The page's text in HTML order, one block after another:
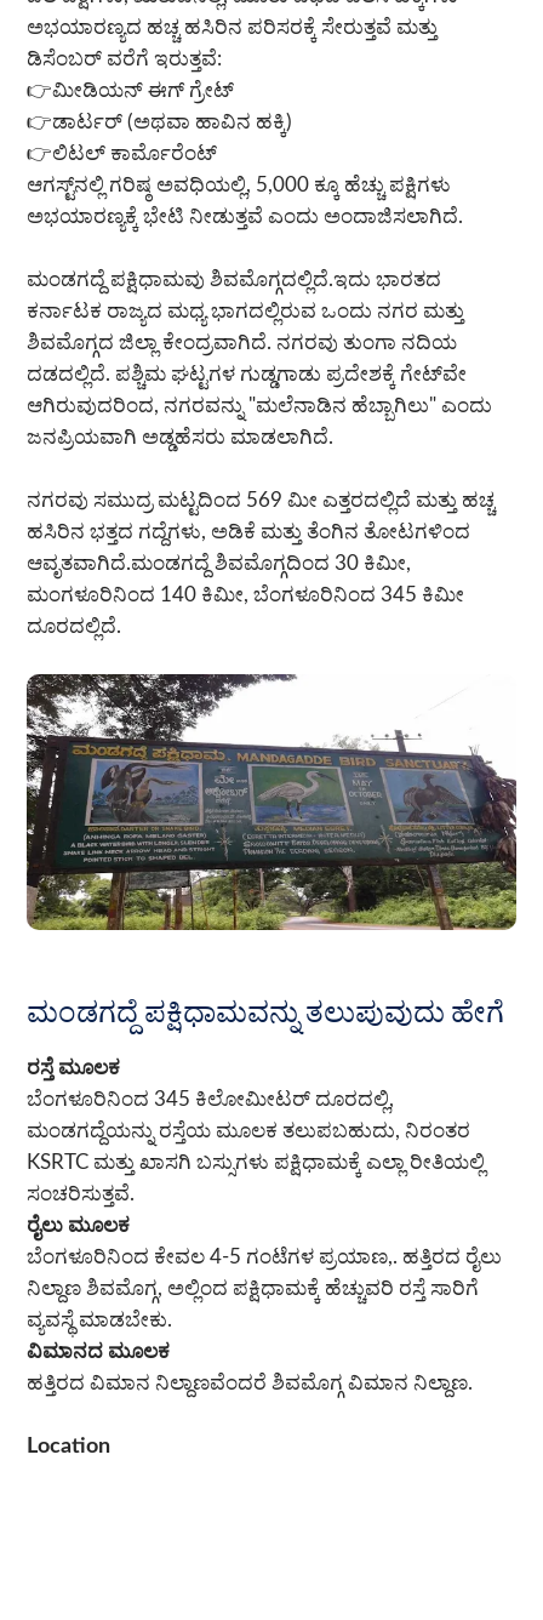
ಅಭಯಾರಣ್ಯದ ಹಚ್ಚ ಹಸಿರಿನ ಪರಿಸರಕ್ಕೆ ಸೇರುತ್ತವೆ ಮತ್ತು
ಡಿಸೆಂಬರ್ ವರೆಗೆ ಇರುತ್ತವೆ:
👉ಮೀಡಿಯನ್ ಈಗ್ ಗ್ರೇಟ್
👉ಡಾರ್ಟರ್ (ಅಥವಾ ಹಾವಿನ ಹಕ್ಕಿ)
👉ಲಿಟಲ್ ಕಾರ್ಮೊರೆಂಟ್
ಆಗಸ್ಟ್‌ನಲ್ಲಿ ಗರಿಷ್ಠ ಅವಧಿಯಲ್ಲಿ, 5,000 ಕ್ಕೂ ಹೆಚ್ಚು ಪಕ್ಷಿಗಳು
ಅಭಯಾರಣ್ಯಕ್ಕೆ ಭೇಟಿ ನೀಡುತ್ತವೆ ಎಂದು ಅಂದಾಜಿಸಲಾಗಿದೆ.
ಮಂಡಗದ್ದೆ ಪಕ್ಷಿಧಾಮವು ಶಿವಮೊಗ್ಗದಲ್ಲಿದೆ.ಇದು ಭಾರತದ
ಕರ್ನಾಟಕ ರಾಜ್ಯದ ಮಧ್ಯ ಭಾಗದಲ್ಲಿರುವ ಒಂದು ನಗರ ಮತ್ತು
ಶಿವಮೊಗ್ಗದ ಜಿಲ್ಲಾ ಕೇಂದ್ರವಾಗಿದೆ. ನಗರವು ತುಂಗಾ ನದಿಯ
ದಡದಲ್ಲಿದೆ. ಪಶ್ಚಿಮ ಘಟ್ಟಗಳ ಗುಡ್ಡಗಾಡು ಪ್ರದೇಶಕ್ಕೆ ಗೇಟ್‌ವೇ
ಆಗಿರುವುದರಿಂದ, ನಗರವನ್ನು "ಮಲೆನಾಡಿನ ಹೆಬ್ಬಾಗಿಲು" ಎಂದು
ಜನಪ್ರಿಯವಾಗಿ ಅಡ್ಡಹೆಸರು ಮಾಡಲಾಗಿದೆ.
ನಗರವು ಸಮುದ್ರ ಮಟ್ಟದಿಂದ 569 ಮೀ ಎತ್ತರದಲ್ಲಿದೆ ಮತ್ತು ಹಚ್ಚ
ಹಸಿರಿನ ಭತ್ತದ ಗದ್ದೆಗಳು, ಅಡಿಕೆ ಮತ್ತು ತೆಂಗಿನ ತೋಟಗಳಿಂದ
ಆವೃತವಾಗಿದೆ.ಮಂಡಗದ್ದೆ ಶಿವಮೊಗ್ಗದಿಂದ 30 ಕಿಮೀ,
ಮಂಗಳೂರಿನಿಂದ 140 ಕಿಮೀ, ಬೆಂಗಳೂರಿನಿಂದ 345 ಕಿಮೀ
ದೂರದಲ್ಲಿದೆ.
ಮಂಡಗದ್ದೆ ಪಕ್ಷಿಧಾಮವನ್ನು ತಲುಪುವುದು ಹೇಗೆ
ರಸ್ತೆ ಮೂಲಕ
ಬೆಂಗಳೂರಿನಿಂದ 345 ಕಿಲೋಮೀಟರ್ ದೂರದಲ್ಲಿ,
ಮಂಡಗದ್ದೆಯನ್ನು ರಸ್ತೆಯ ಮೂಲಕ ತಲುಪಬಹುದು, ನಿರಂತರ
KSRTC ಮತ್ತು ಖಾಸಗಿ ಬಸ್ಸುಗಳು ಪಕ್ಷಿಧಾಮಕ್ಕೆ ಎಲ್ಲಾ ರೀತಿಯಲ್ಲಿ
ಸಂಚರಿಸುತ್ತವೆ.
ರೈಲು ಮೂಲಕ
ಬೆಂಗಳೂರಿನಿಂದ ಕೇವಲ 4-5 ಗಂಟೆಗಳ ಪ್ರಯಾಣ,. ಹತ್ತಿರದ ರೈಲು
ನಿಲ್ದಾಣ ಶಿವಮೊಗ್ಗ, ಅಲ್ಲಿಂದ ಪಕ್ಷಿಧಾಮಕ್ಕೆ ಹೆಚ್ಚುವರಿ ರಸ್ತೆ ಸಾರಿಗೆ
ವ್ಯವಸ್ಥೆ ಮಾಡಬೇಕು.
ವಿಮಾನದ ಮೂಲಕ
ಹತ್ತಿರದ ವಿಮಾನ ನಿಲ್ದಾಣವೆಂದರೆ ಶಿವಮೊಗ್ಗ ವಿಮಾನ ನಿಲ್ದಾಣ.
Location